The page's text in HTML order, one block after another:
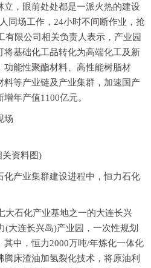
，眼前处处都是一派火热的建设
同场工作，24小时不间断作业，抢
有限公司相关负责人表示，产业园
将基础化工品转化为高端化工及新
能性聚酯材料、高性能树脂材
等产业链及产业集群，加速国产
年产值1100亿元。
场
关资料图)
化产业集群建设进程中，恒力石化
大石化产业基地之一的大连长兴
(大连长兴岛)产业园，一次性规划
中，恒力2000万吨/年炼化一体化
床渣油加氢裂化技术，将原油利